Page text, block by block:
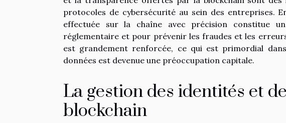
protocoles de cybersécurité au sein des entreprises.
effectuée sur la chaîne avec précision constitue
réglementaire et pour prévenir les fraudes et les
est grandement renforcée, ce qui est primordial
données est devenue une préoccupation capitale.
La gestion des identités et
blockchain